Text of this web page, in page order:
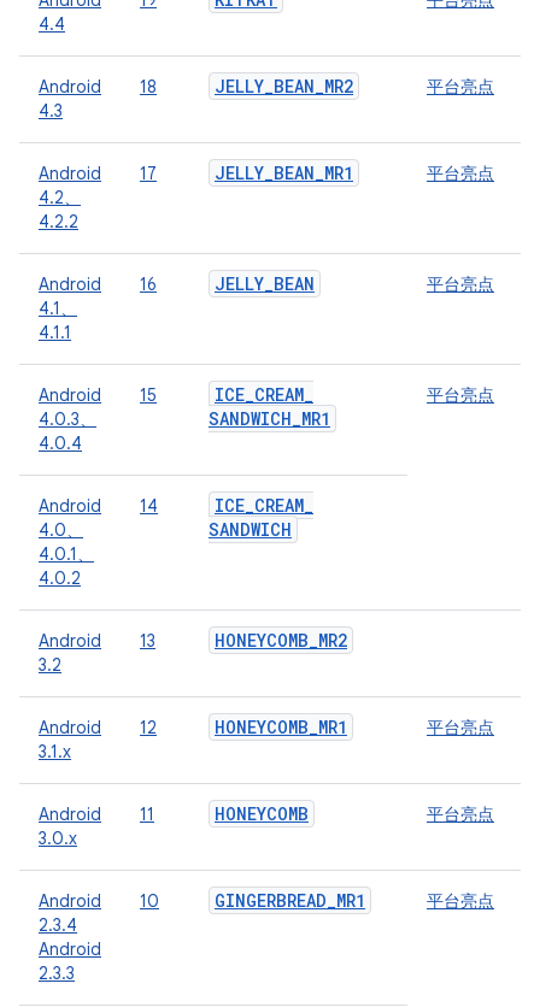
4.4
Android
4.3
18 JELLY_BEAN_MR2 平台亮点
Android
4.2、
4.2.2
17 JELLY_BEAN_MR1 平台亮点
Android
4.1、
4.1.1
16 JELLY_BEAN 平台亮点
Android
4.0.3、
4.0.4
15 ICE_CREAM_
SANDWICH_MR1
平台亮点
Android
4.0、
4.0.1、
4.0.2
14 ICE_CREAM_
SANDWICH
Android
3.2
13 HONEYCOMB_MR2
Android
3.1.x
12 HONEYCOMB_MR1 平台亮点
Android
3.0.x
11 HONEYCOMB 平台亮点
Android
2.3.4
Android
2.3.3
10 GINGERBREAD_MR1 平台亮点